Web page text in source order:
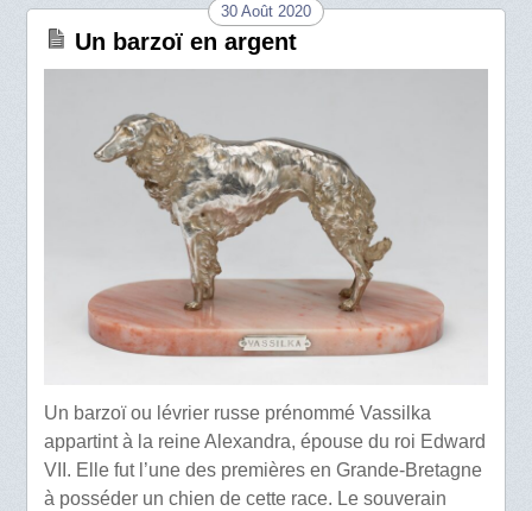
30 Août 2020
Un barzoï en argent
Un barzoï ou lévrier russe prénommé Vassilka
appartint à la reine Alexandra, épouse du roi Edward
VII. Elle fut l’une des premières en Grande-Bretagne
à posséder un chien de cette race. Le souverain